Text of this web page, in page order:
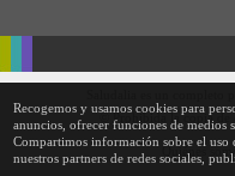
© Prohibida la copia de
Quiénes
Recogemos y usamos cookies para
anuncios, ofrecer funciones de medios
Compartimos información sobre el uso
nuestros partners de redes sociales,